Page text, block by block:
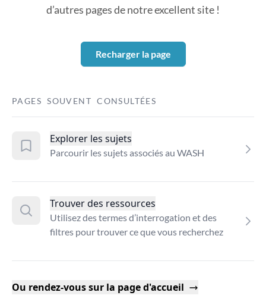
d’autres pages de notre excellent site !
Recharger la page
PAGES SOUVENT CONSULTÉES
Explorer les sujets
Parcourir les sujets associés au WASH
Trouver des ressources
Utilisez des termes d’interrogation et des
filtres pour trouver ce que vous recherchez
Ou rendez-vous sur la page d'accueil